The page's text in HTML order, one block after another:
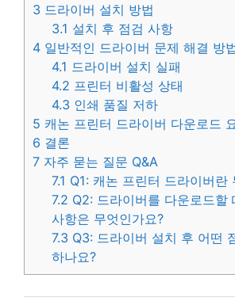
3 드라이버 설치 방법
3.1 설치 후 점검 사항
4 일반적인 드라이버 문제 해결 방
4.1 드라이버 설치 실패
4.2 프린터 비활성 상태
4.3 인쇄 품질 저하
5 캐논 프린터 드라이버 다운로드
6 결론
7 자주 묻는 질문 Q&A
7.1 Q1: 캐논 프린터 드라이버란
7.2 Q2: 드라이버를 다운로드할
사항은 무엇인가요?
7.3 Q3: 드라이버 설치 후 어떤
하나요?